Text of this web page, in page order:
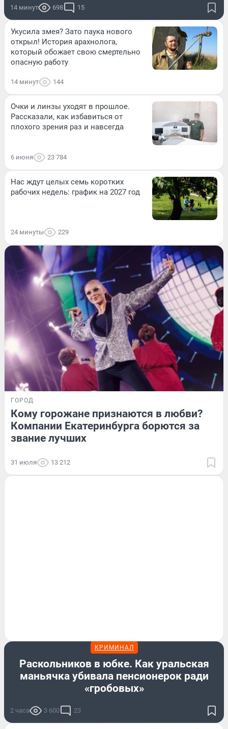
14 минут 698 15
Укусила змея? Зато паука нового
открыл! История арахнолога,
который обожает свою смертельно
опасную работу
14 минут 144
Очки и линзы уходят в прошлое.
Рассказали, как избавиться от
плохого зрения раз и навсегда
6 июня 23 784
Нас ждут целых семь коротких
рабочих недель: график на 2027 год
24 минуты 229
ГОРОД
Кому горожане признаются в любви?
Компании Екатеринбурга борются за
звание лучших
31 июля 13 212
КРИМИНАЛ
Раскольников в юбке. Как уральская
маньячка убивала пенсионерок ради
«гробовых»
2 часа 3 600 23